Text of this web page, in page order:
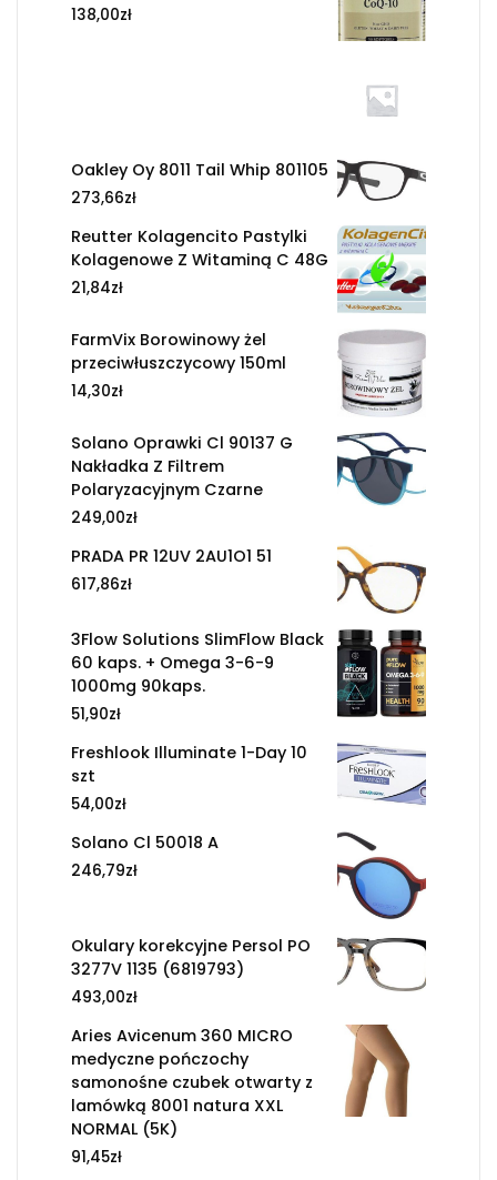
138,00zł
Oakley Oy 8011 Tail Whip 801105
273,66zł
Reutter Kolagencito Pastylki
Kolagenowe Z Witaminą C 48G
21,84zł
FarmVix Borowinowy żel
przeciwłuszczycowy 150ml
14,30zł
Solano Oprawki Cl 90137 G
Nakładka Z Filtrem
Polaryzacyjnym Czarne
249,00zł
PRADA PR 12UV 2AU1O1 51
617,86zł
3Flow Solutions SlimFlow Black
60 kaps. + Omega 3-6-9
1000mg 90kaps.
51,90zł
Freshlook Illuminate 1-Day 10
szt
54,00zł
Solano Cl 50018 A
246,79zł
Okulary korekcyjne Persol PO
3277V 1135 (6819793)
493,00zł
Aries Avicenum 360 MICRO
medyczne pończochy
samonośne czubek otwarty z
lamówką 8001 natura XXL
NORMAL (5K)
91,45zł